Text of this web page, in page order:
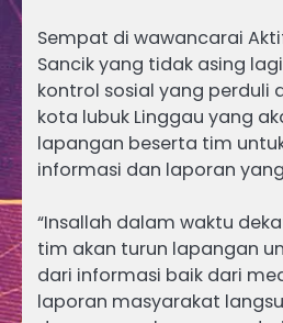
Sempat di wawancarai
Sancik yang tidak asing
kontrol sosial yang perduli
kota lubuk Linggau yang
lapangan beserta tim
informasi dan laporan
“Insallah dalam waktu
tim akan turun lapangan
dari informasi baik dari
laporan masyarakat